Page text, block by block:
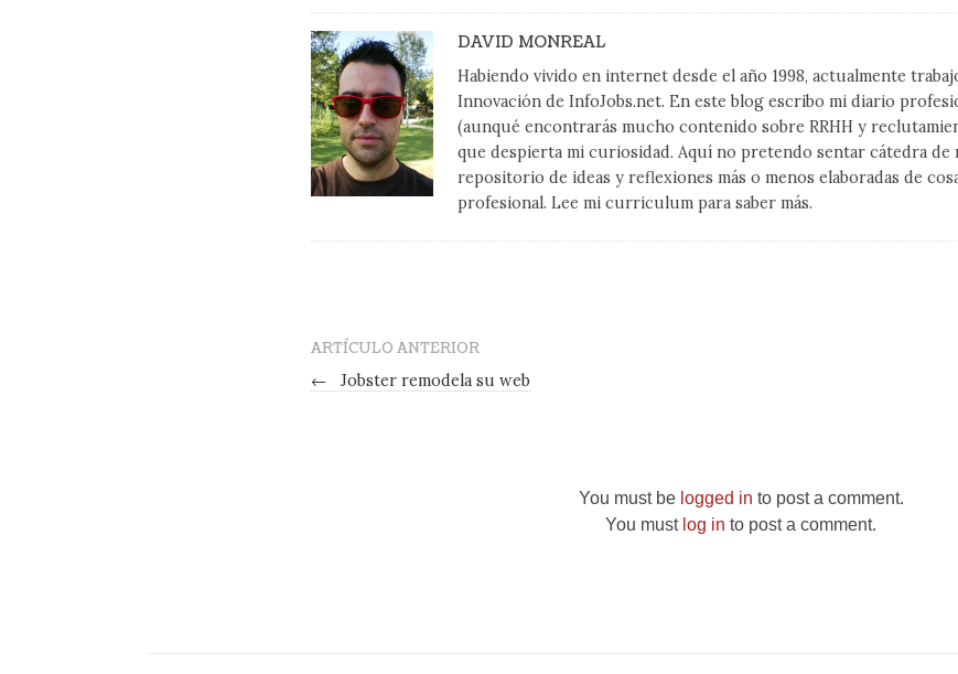
DAVID MONREAL
Habiendo vivido en internet desde el año 1998, actualmente
Innovación de InfoJobs.net. En este blog escribo mi diario
(aunqué encontrarás mucho contenido sobre RRHH y
que despierta mi curiosidad. Aquí no pretendo sentar cátedra
repositorio de ideas y reflexiones más o menos elaboradas de
profesional. Lee mi curriculum para saber más.
ARTÍCULO ANTERIOR
←
Jobster remodela su web
You must be logged in to post a comment.
You must log in to post a comment.